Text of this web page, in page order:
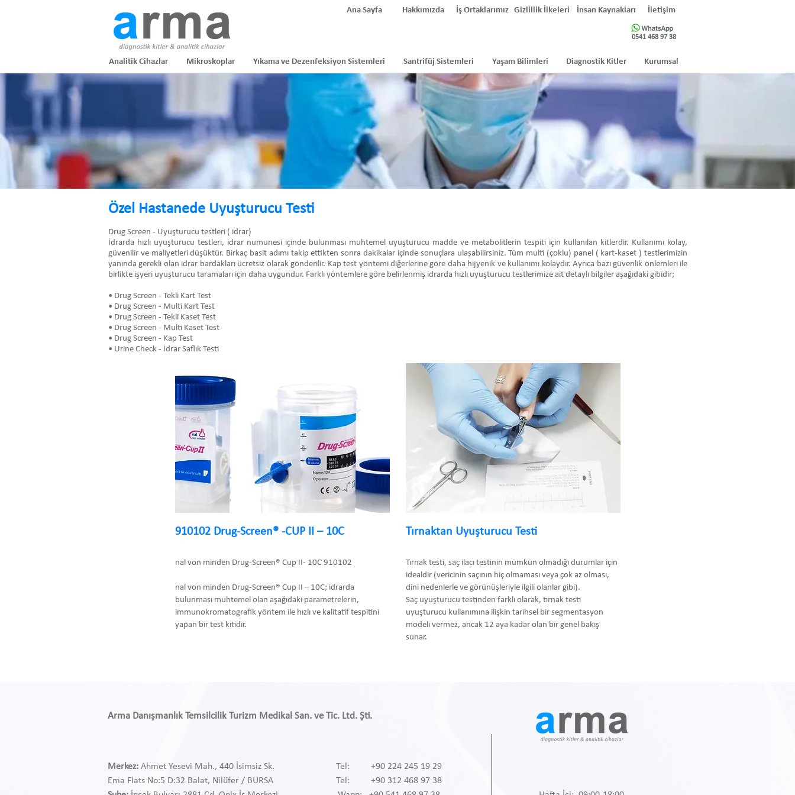
Analitik Cihazlar Mikroskoplar Yıkama ve Dezenfeksiyon Sistemleri Santrifüj Sistemleri Yaşam Bilimleri Diagnostik Kitler Kurumsal
Ana Sayfa Hakkımızda İş Ortaklarımız Gizlillik İlkeleri İnsan Kaynakları İletişim
0541 468 97 38
Özel Hastanede Uyuşturucu Testi
Drug Screen - Uyuşturucu testleri ( idrar)
İdrarda hızlı uyuşturucu testleri, idrar numunesi içinde bulunması muhtemel uyuşturucu madde ve metabolitlerin tespiti için kullanılan kitlerdir. Kullanımı kolay,
güvenilir ve maliyetleri düşüktür. Birkaç basit adımı takip ettikten sonra dakikalar içinde sonuçlara ulaşabilirsiniz. Tüm multi (çoklu) panel ( kart-kaset ) testlerimizin
yanında gerekli olan idrar bardakları ücretsiz olarak gönderilir. Kap test yöntemi diğerlerine göre daha hijyenik ve kullanımı kolaydır. Ayrıca bazı güvenlik önlemleri ile
birlikte işyeri uyuşturucu taramaları için daha uygundur. Farklı yöntemlere göre belirlenmiş idrarda hızlı uyuşturucu testlerimize ait detaylı bilgiler aşağıdaki gibidir;
• Drug Screen - Tekli Kart Test
• Drug Screen - Multi Kart Test
• Drug Screen - Tekli Kaset Test
• Drug Screen - Multi Kaset Test
• Drug Screen - Kap Test
• Urine Check - İdrar Saflık Testi
910102 Drug-Screen® -CUP II – 10C
nal von minden Drug-Screen® Cup II- 10C 910102
nal von minden Drug-Screen® Cup II – 10C; idrarda
bulunması muhtemel olan aşağıdaki parametrelerin,
immunokromatografik yöntem ile hızlı ve kalitatif tespitini
yapan bir test kitidir.
Tırnaktan Uyuşturucu Testi
Tırnak testi, saç ilacı testinin mümkün olmadığı durumlar için
idealdir (vericinin saçının hiç olmaması veya çok az olması,
dini nedenlerle ve görünüşleriyle ilgili olanlar gibi).
Saç uyuşturucu testinden farklı olarak, tırnak testi
uyuşturucu kullanımına ilişkin tarihsel bir segmentasyon
modeli vermez, ancak 12 aya kadar olan bir genel bakış
sunar.
Arma Danışmanlık Temsilcilik Turizm Medikal San. ve Tic. Ltd. Şti.
Merkez: Ahmet Yesevi Mah., 440 İsimsiz Sk.
Ema Flats No:5 D:32 Balat, Nilüfer / BURSA
Tel: +90 224 245 19 29
Tel: +90 312 468 97 38